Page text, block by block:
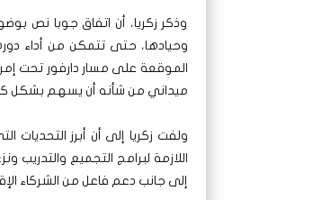
وذكر زكريا، أن اتفاق جوبا نص
وحيادها، حتى تتمكن من أداء
الموقعة على مسار دارفور تحت
ميداني من شأنه أن يسهم بشكل
ولفت زكريا إلى أن أبرز التحديات
اللازمة لبرامج التجميع
إلى جانب دعم فاعل من الشركاء